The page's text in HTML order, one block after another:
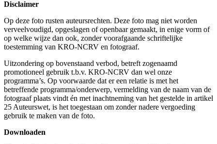
Disclaimer
Op deze foto rusten auteursrechten. Deze foto mag niet worden
verveelvoudigd, opgeslagen of openbaar gemaakt, in enige vorm of
op welke wijze dan ook, zonder voorafgaande schriftelijke
toestemming van KRO-NCRV en fotograaf.
Uitzondering op bovenstaand verbod, betreft zogenaamd
promotioneel gebruik t.b.v. KRO-NCRV dan wel onze
programma’s. Op voorwaarde dat er een relatie is met het
betreffende programma/onderwerp, vermelding van de naam van de
fotograaf plaats vindt én met inachtneming van het gestelde in artikel
25 Auteurswet, is het toegestaan om zonder nadere vergoeding
gebruik te maken van de foto.
Downloaden